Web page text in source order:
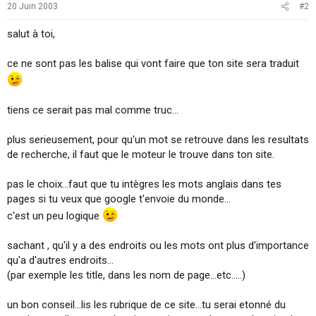
20 Juin 2003 #2
salut à toi,
ce ne sont pas les balise qui vont faire que ton site sera traduit
tiens ce serait pas mal comme truc...
plus serieusement, pour qu'un mot se retrouve dans les resultats
de recherche, il faut que le moteur le trouve dans ton site.
pas le choix...faut que tu intègres les mots anglais dans tes
pages si tu veux que google t'envoie du monde...
c'est un peu logique
sachant , qu'il y a des endroits ou les mots ont plus d'importance
qu'a d'autres endroits...
(par exemple les title, dans les nom de page...etc.....)
un bon conseil...lis les rubrique de ce site...tu serai etonné du